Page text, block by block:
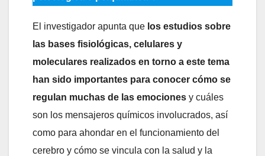
El investigador apunta que los estudios sobre
las bases fisiológicas, celulares y
moleculares realizados en torno a este tema
han sido importantes para conocer cómo se
regulan muchas de las emociones y cuáles
son los mensajeros químicos involucrados, así
como para ahondar en el funcionamiento del
cerebro y cómo se vincula con la salud y la